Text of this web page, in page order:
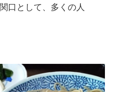
口として、多くの人